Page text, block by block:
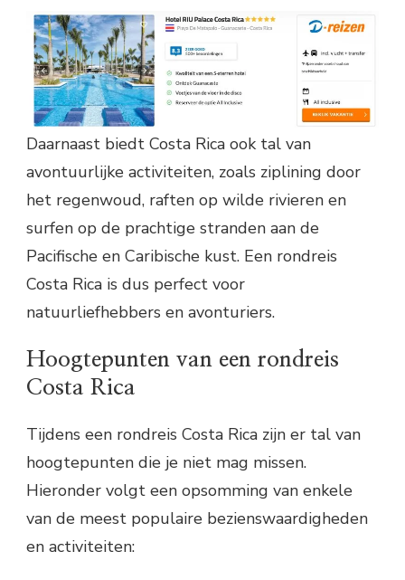
Daarnaast biedt Costa Rica ook tal van
avontuurlijke activiteiten, zoals ziplining door
het regenwoud, raften op wilde rivieren en
surfen op de prachtige stranden aan de
Pacifische en Caribische kust. Een rondreis
Costa Rica is dus perfect voor
natuurliefhebbers en avonturiers.
Hoogtepunten van een rondreis
Costa Rica
Tijdens een rondreis Costa Rica zijn er tal van
hoogtepunten die je niet mag missen.
Hieronder volgt een opsomming van enkele
van de meest populaire bezienswaardigheden
en activiteiten: